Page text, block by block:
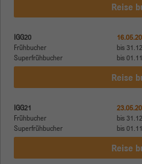
Reise
IGG20
Frühbucher
Superfrühbucher
bis
bis
Reise
IGG21
Frühbucher
Superfrühbucher
bis
bis
Reise